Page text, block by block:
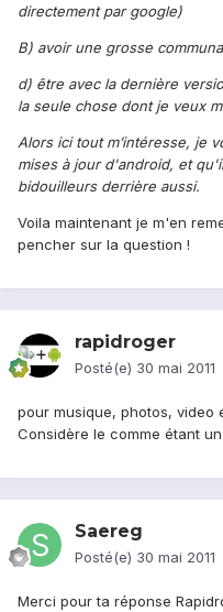
directement par google)
B) avoir une grosse
d) être avec la dernière
la seule chose dont je veux
Alors ici tout m’intéresse, je
mises à jour d'android, et
bidouilleurs derrière aussi.
Voila maintenant je m'en
pencher sur la question !
rapidroger
Posté(e) 30 mai 2011
pour musique, photos, video
Considère le comme étant
Saereg
Posté(e) 30 mai 2011
Merci pour ta réponse